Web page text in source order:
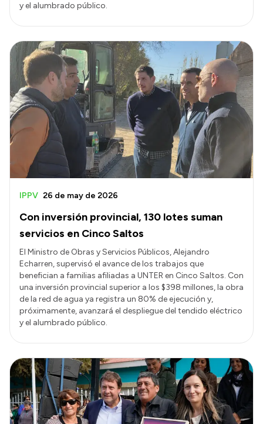
y el alumbrado público.
Con inversión provincial, 130 lotes suman
servicios en Cinco Saltos
IPPV 26 de may de 2026
El Ministro de Obras y Servicios Públicos, Alejandro
Echarren, supervisó el avance de los trabajos que
benefician a familias afiliadas a UNTER en Cinco Saltos. Con
una inversión provincial superior a los $398 millones, la obra
de la red de agua ya registra un 80% de ejecución y,
próximamente, avanzará el despliegue del tendido eléctrico
y el alumbrado público.